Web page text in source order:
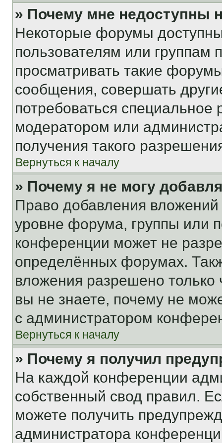
» Почему мне недоступны
Некоторые форумы
пользователям или группам
просматривать такие
сообщения, совершать
потребоваться
модератором или
получения такого
Вернуться к началу
» Почему я не могу
Право добавления
уровне форума, группы или
конференции может не
определённых форумах.
вложения разрешено
вы не знаете, почему не
с администратором
Вернуться к началу
» Почему я получил
На каждой конференции
собственный свод правил.
можете получить
администратора